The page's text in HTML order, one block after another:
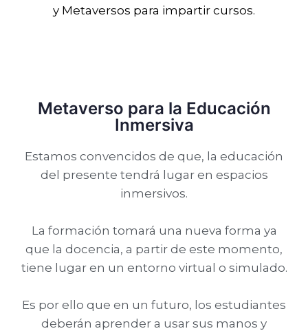
y Metaversos para impartir cursos.
Metaverso para la Educación
Inmersiva
Estamos convencidos de que, la educación
del presente tendrá lugar en espacios
inmersivos.
La formación tomará una nueva forma ya
que la docencia, a partir de este momento,
tiene lugar en un entorno virtual o simulado.
Es por ello que en un futuro, los estudiantes
deberán aprender a usar sus manos y